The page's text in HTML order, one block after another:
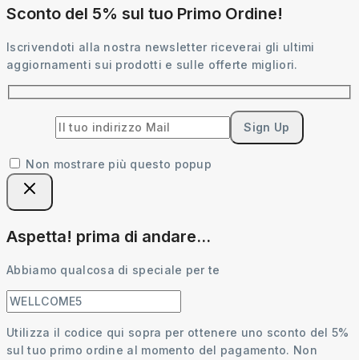
Sconto del 5% sul tuo Primo Ordine!
Iscrivendoti alla nostra newsletter riceverai gli ultimi
aggiornamenti sui prodotti e sulle offerte migliori.
Non mostrare più questo popup
Aspetta! prima di andare...
Abbiamo qualcosa di speciale per te
Utilizza il codice qui sopra per ottenere uno sconto del 5%
sul tuo primo ordine al momento del pagamento. Non